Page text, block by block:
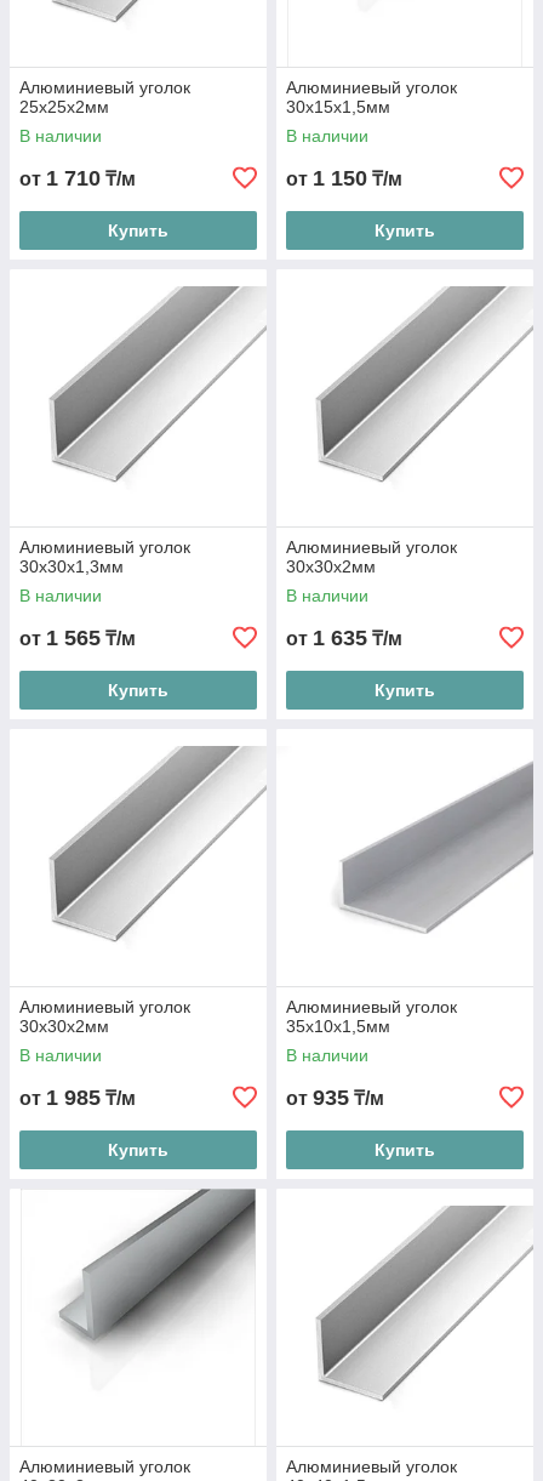
Алюминиевый уголок
25х25х2мм
В наличии
от 1 710 ₸/м
Купить
Алюминиевый уголок
30х15х1,5мм
В наличии
от 1 150 ₸/м
Купить
Алюминиевый уголок
30х30х1,3мм
В наличии
от 1 565 ₸/м
Купить
Алюминиевый уголок
30х30х2мм
В наличии
от 1 635 ₸/м
Купить
Алюминиевый уголок
30х30х2мм
В наличии
от 1 985 ₸/м
Купить
Алюминиевый уголок
35х10х1,5мм
В наличии
от 935 ₸/м
Купить
Алюминиевый уголок
Алюминиевый уголок